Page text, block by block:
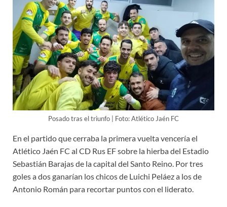
Posado tras el triunfo | Foto: Atlético Jaén FC
En el partido que cerraba la primera vuelta vencería el
Atlético Jaén FC al CD Rus EF sobre la hierba del Estadio
Sebastián Barajas de la capital del Santo Reino. Por tres
goles a dos ganarían los chicos de Luichi Peláez a los de
Antonio Román para recortar puntos con el liderato.